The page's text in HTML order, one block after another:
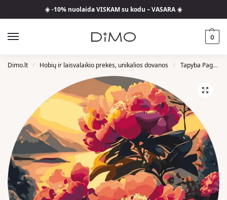
☀️ -10% nuolaida VISKAM su kodu – VASARA ☀️
0
Dimo.lt / Hobių ir laisvalaikio prekės, unikalios dovanos / Tapyba Pagal Skaičius